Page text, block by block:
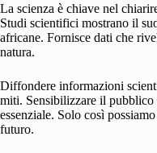
La scienza è chiave nel
Studi scientifici mostrano il
africane. Fornisce dati che
natura.
Diffondere informazioni
miti. Sensibilizzare il pubblico
essenziale. Solo così
futuro.